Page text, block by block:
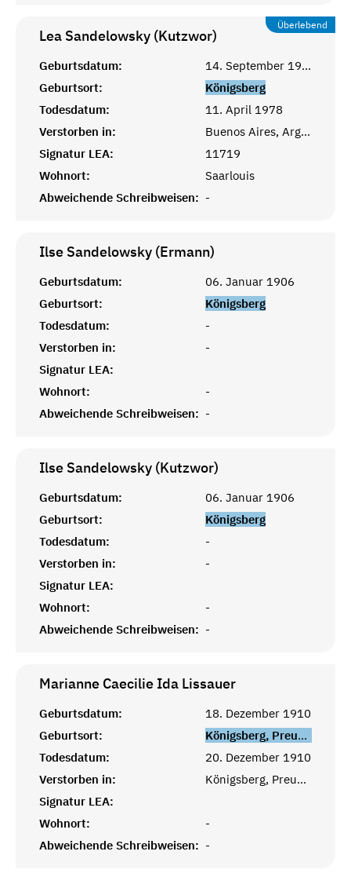
Überlebend
Lea Sandelowsky (Kutzwor)
Geburtsdatum:
14. September 1901
Geburtsort:
Königsberg
Todesdatum:
11. April 1978
Verstorben in:
Buenos Aires, Argentinien
Signatur LEA:
11719
Wohnort:
Saarlouis
Abweichende Schreibweisen: -
Ilse Sandelowsky (Ermann)
Geburtsdatum:
06. Januar 1906
Geburtsort:
Königsberg
Todesdatum:
-
Verstorben in:
-
Signatur LEA:
Wohnort:
-
Abweichende Schreibweisen: -
Ilse Sandelowsky (Kutzwor)
Geburtsdatum:
06. Januar 1906
Geburtsort:
Königsberg
Todesdatum:
-
Verstorben in:
-
Signatur LEA:
Wohnort:
-
Abweichende Schreibweisen: -
Marianne Caecilie Ida Lissauer
Geburtsdatum:
18. Dezember 1910
Geburtsort:
Königsberg, Preußen
Todesdatum:
20. Dezember 1910
Verstorben in:
Königsberg, Preußen
Signatur LEA:
Wohnort:
-
Abweichende Schreibweisen: -